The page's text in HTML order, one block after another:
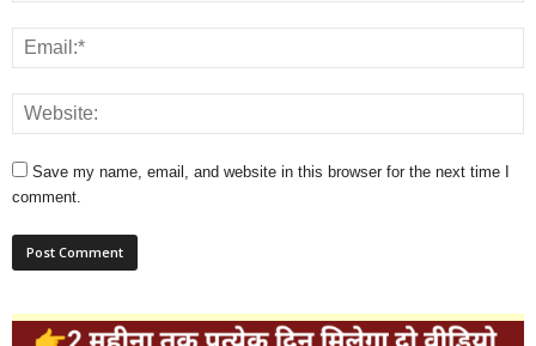
Save my name, email, and website in this browser for the next time I
comment.